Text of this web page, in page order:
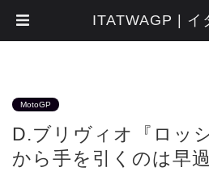
MotoGP
D.ブリヴィオ『ロッ
から手を引くのは早過
ITATWAGP | イ